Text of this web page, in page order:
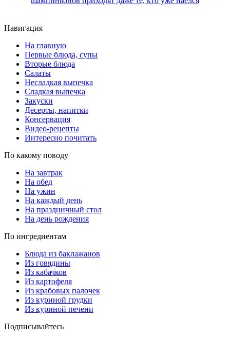
Навигация
На главную
Первые блюда, супы
Вторые блюда
Салаты
Несладкая выпечка
Сладкая выпечка
Закуски
Десерты, напитки
Консервация
Видео-рецепты
Интересно почитать
По какому поводу
На завтрак
На обед
На ужин
На каждый день
На праздничный стол
На день рождения
По ингредиентам
Блюда из баклажанов
Из говядины
Из кабачков
Из картофеля
Из крабовых палочек
Из куриной грудки
Из куриной печени
Подписывайтесь